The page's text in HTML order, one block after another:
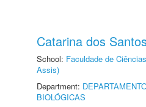
Catarina dos
School: Faculdade de
Assis)
Department:
BIOLÓGICAS